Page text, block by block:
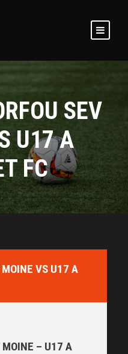
SEV
U17 A
FC
VS U17 A
MOINE – U17 A